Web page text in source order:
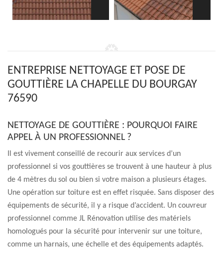
ENTREPRISE NETTOYAGE ET POSE DE
GOUTTIÈRE LA CHAPELLE DU BOURGAY
76590
NETTOYAGE DE GOUTTIÈRE : POURQUOI FAIRE
APPEL À UN PROFESSIONNEL ?
Il est vivement conseillé de recourir aux services d’un
professionnel si vos gouttières se trouvent à une hauteur à plus
de 4 mètres du sol ou bien si votre maison a plusieurs étages.
Une opération sur toiture est en effet risquée. Sans disposer des
équipements de sécurité, il y a risque d’accident. Un couvreur
professionnel comme JL Rénovation utilise des matériels
homologués pour la sécurité pour intervenir sur une toiture,
comme un harnais, une échelle et des équipements adaptés.